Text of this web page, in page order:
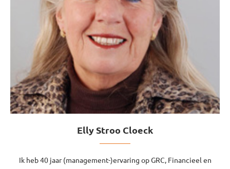
Elly Stroo Cloeck
Ik heb 40 jaar (management-)ervaring op GRC, Financieel en